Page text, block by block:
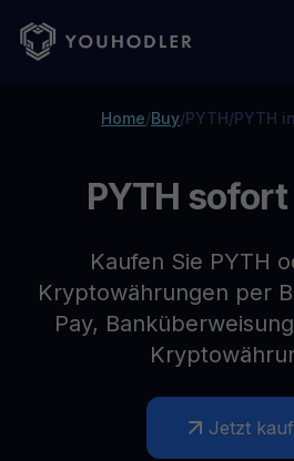
Home/Buy/PYTH/PYTH
PYTH
Kaufen Sie PYTH
Kryptowährungen per
Pay,
Jetzt